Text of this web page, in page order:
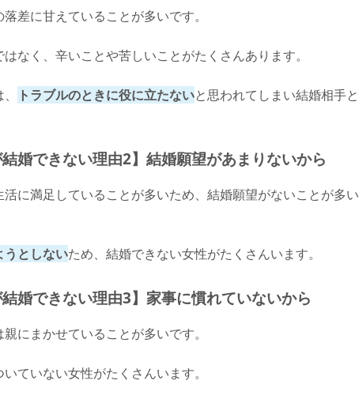
差に甘えていることが多いです。
なく、辛いことや苦しいことがたくさんあります。
トラブルのときに役に立たないと思われてしまい結婚相手と
結婚できない理由2】結婚願望があまりないから
に満足していることが多いため、結婚願望がないことが多い
うとしないため、結婚できない女性がたくさんいます。
結婚できない理由3】家事に慣れていないから
にまかせていることが多いです。
ていない女性がたくさんいます。